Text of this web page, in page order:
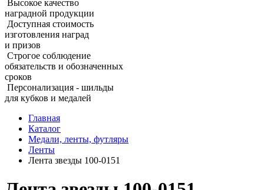
Высокое качество
наградной продукции
Доступная стоимость
изготовления наград
и призов
Строгое соблюдение
обязательств и обозначенных
сроков
Персонализация - шильды
для кубков и медалей
Главная
Каталог
Медали, ленты, футляры
Ленты
Лента звезды 100‑0151